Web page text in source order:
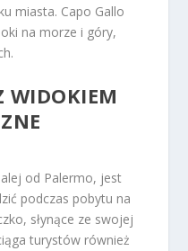
miasta. Capo Gallo
na morze i góry,
WIDOKIEM
od Palermo, jest
podczas pobytu na
słynące ze swojej
turystów również